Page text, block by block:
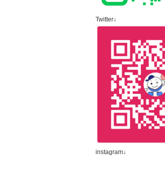
Twitter↓
instagram↓